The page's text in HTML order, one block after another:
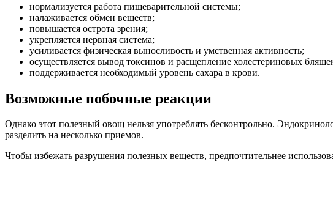
нормализуется работа пищеварительной системы;
налаживается обмен веществ;
повышается острота зрения;
укрепляется нервная система;
усиливается физическая выносливость и умственная активность;
осуществляется вывод токсинов и расщепление холестериновых
поддерживается необходимый уровень сахара в крови.
Возможные побочные реакции
Однако этот полезный овощ нельзя употреблять бесконтрольно.
разделить на несколько приемов.
Чтобы избежать разрушения полезных веществ, предпочтительнее